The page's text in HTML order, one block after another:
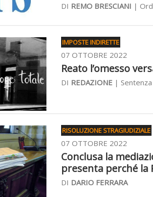
DI REMO BRESCIANI |
IMPOSTE INDIRETTE
07 OTTOBRE 2022
Reato l’omesso
DI REDAZIONE |
RISOLUZIONE STRAGIUDIZIALE
07 OTTOBRE 2022
Conclusa la
presenta perché la
DI DARIO FERRARA